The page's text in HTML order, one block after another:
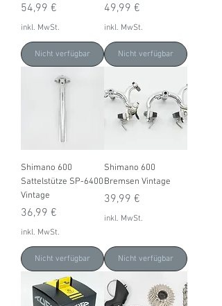
Preis
54,99 €
inkl. MwSt.
Nicht verfügbar
Preis
49,99 €
inkl. MwSt.
Nicht verfügbar
Shimano 600
Sattelstütze SP-6400
Vintage
Preis
36,99 €
inkl. MwSt.
Nicht verfügbar
Shimano 600
Bremsen Vintage
Preis
39,99 €
inkl. MwSt.
Nicht verfügbar